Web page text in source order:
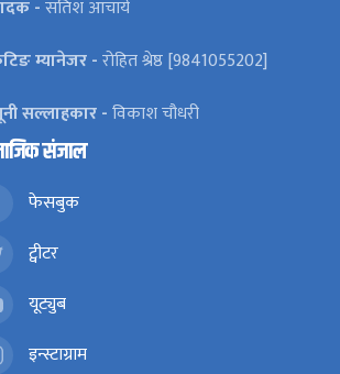
-सतिश आचार्य
म्यानेजर -रोहित श्रेष्ठ [9841055202]
सल्लाहकार -विकाश चौधरी
संजाल
फेसबुक
ट्वीटर
यूट्युब
इन्स्टाग्राम